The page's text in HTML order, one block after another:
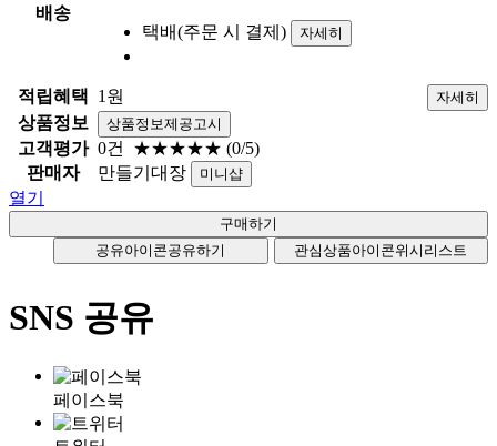
배송
택배(주문 시 결제)
자세히
적립혜택 1원 자세히
상품정보 상품정보제공고시
고객평가 0건 ★★★★★ (0/5)
판매자
만들기대장 미니샵
열기
공유아이콘공유하기 관심상품아이콘위시리스트
SNS 공유
페이스북